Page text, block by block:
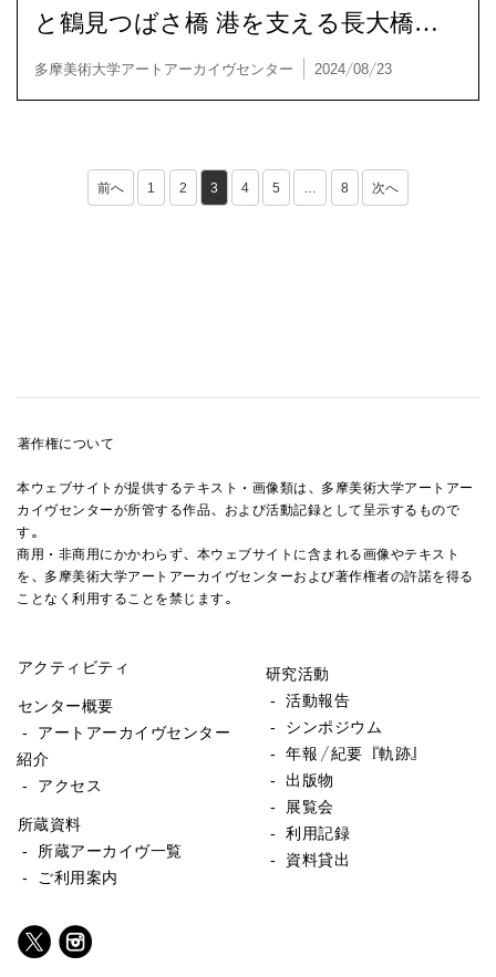
アクティビティ / 展覧会 / 資料貸出
と鶴見つばさ橋 港を支える長大橋」
横浜みなと博物館
前へ 1 2 3 4 5 8 次へ
著作権について
本ウェブサイトが提供するテキスト・画像類は、多摩美術大学アートアー
カイヴセンターが所管する作品、および活動記録として呈示するもので
す。
商用・非商用にかかわらず、本ウェブサイトに含まれる画像やテキスト
を、多摩美術大学アートアーカイヴセンターおよび著作権者の許諾を得る
ことなく利用することを禁じます。
アクティビティ
センター概要
- アートアーカイヴセンター
紹介
- アクセス
所蔵資料
- 所蔵アーカイヴ一覧
- ご利用案内
研究活動
- 活動報告
- シンポジウム
- 年報／紀要『軌跡』
- 出版物
- 展覧会
- 利用記録
- 資料貸出